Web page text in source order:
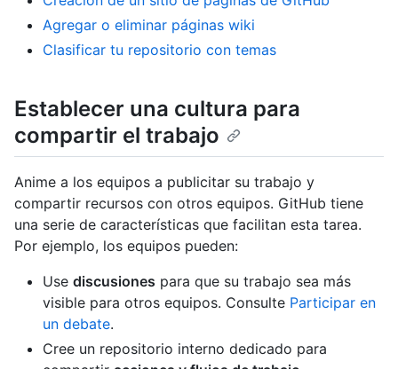
Agregar o eliminar páginas wiki
Clasificar tu repositorio con temas
Establecer una cultura para
compartir el trabajo
Anime a los equipos a publicitar su trabajo y
compartir recursos con otros equipos. GitHub tiene
una serie de características que facilitan esta tarea.
Por ejemplo, los equipos pueden:
Use discusiones para que su trabajo sea más
visible para otros equipos. Consulte Participar en
un debate.
Cree un repositorio interno dedicado para